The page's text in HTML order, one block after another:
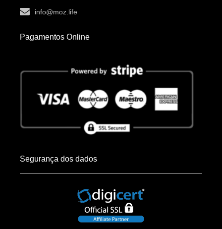
info@moz.life
Pagamentos Online
Segurança dos dados